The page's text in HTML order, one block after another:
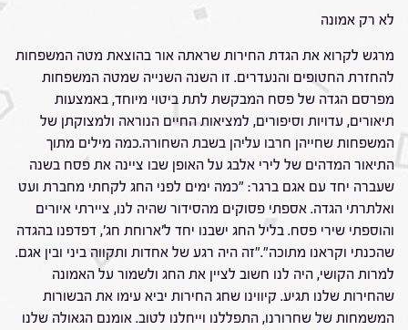
לא רק אמונה
מרגש לקרוא את הגדת החירות שראתה אור בהוצאת מטה המשפחות
להחזרת החטופים והנעדרים. זו השנה השנייה שמטה המשפחות
מפרסם הגדה של פסח המבקשת לתת ביטוי מיוחד, באמצעות
תיאורים, עדויות וסיפורים, למציאות החיים הנוראה ולמצוקתן של
המשפחות שחייהן חרבו עליהן בשבת השחורה.כמה מילים מתוך
התיאור המדהים של לירי אלבג על האופן שבו ציינה את פסח בשנה
שעברה יחד עם אגם ברגר: "כמה ימים לפני החג לקחתי מחברת ועט
ואלתרתי הגדה. אספתי פסוקים מהסידור שהיה לנו, ציירתי איורים
והוספתי שירי פסח. בליל החג ישבנו יחד ל'ארוחת חג', דפדפנו בהגדה
שהכנתי וקראנו מתוכה"."זה היה רגע של אחדות ותקווה ביני ובין אגם.
למרות הקושי, היה לנו חשוב לציין את החג ולשמור על האמונה
שהחירות שלנו תגיע. קיווינו שחג החירות יביא עימו את הבשורות
המשמחות של שחרורנו, התפללנו וייחלנו לטוב. אומנם הגאולה שלנו